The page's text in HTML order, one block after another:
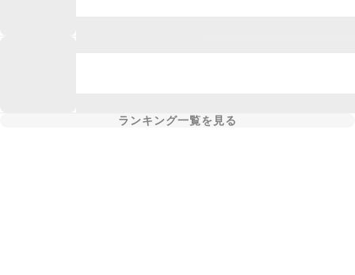
ランキング一覧を見る